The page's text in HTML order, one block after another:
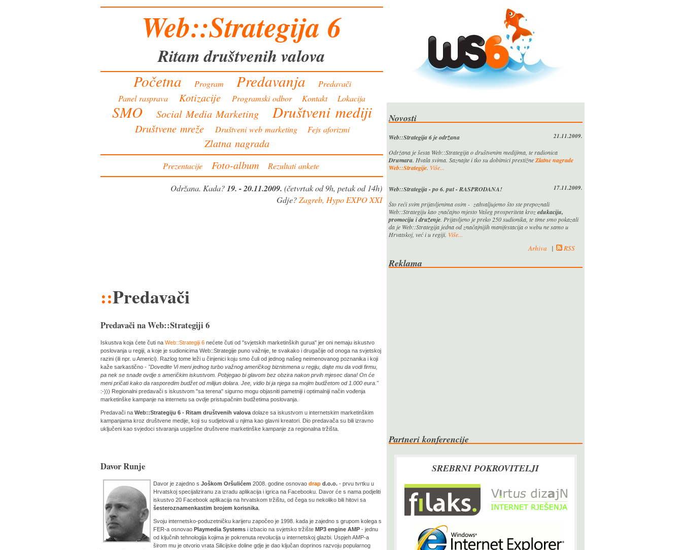
Web::Strategija 6
Ritam društvenih valova
Početna Program Predavanja
Predavači
Panel rasprava
Kotizacije Programski odbor Kontakt Lokacija
SMO Social Media Marketing Društveni mediji
Društvene mreže Društveni web marketing Fejs aforizmi
Zlatna nagrada
Prezentacije Foto-album Rezultati ankete
Održana. Kada?19. - 20.11.2009. (četvrtak od 9h, petak od 14h)
Gdje?Zagreb, Hypo EXPO XXI
::Predavači
Predavači na Web::Strategiji 6
Iskustva koja ćete čuti na Web::Strategiji 6nećete čuti od "svjetskih marketinških gurua" jer oni nemaju iskustvo
poslovanja u regiji, a koje je sudionicima Web::Strategije puno važnije, te svakako i drugačije od onoga na svjetskoj
razini (ili npr. u Americi). Razlog tome leži u činjenici koju smo čuli od jednog našeg neimenovanog poznanika i koji
kaže sarkastično - "Dovedite Vi meni jednog turbo važnog američkog biznismena u regiju, dajte mu da vodi firmu,
pa nek se snađe ovdje s američkim iskustvom. Pobjegao bi glavom bez obzira nakon prvih mjesec dana! On će
meni pričati kako da rasporedim budžet od milijun dolara. Jee, vidio bi ja njega sa mojim budžetom od 1.000 eura."
:-))) Regionalni predavači s iskustvom "sa terena" sigurno mogu objasniti pametniji i optimalniji način vođenja
marketinške kampanje na internetu sa ovdje pristupačnim budžetima poslovanja.
Predavači na Web::Strategiju 6 - Ritam društvenih valovadolaze sa iskustvom u internetskim marketinškim
kampanjama kroz društvene medije, koji su sudjelovali u njima kao glavni kreatori. Dio predavača su bili izravno
uključeni kao svjedoci stvaranja uspješne društvene marketinške kampanje za regionalna tržišta.
Davor Runje
Davor je zajedno s Joškom Oršulićem 2008. godine osnovao drapd.o.o.- prvu tvrtku u
Hrvatskoj specijaliziranu za izradu aplikacija i igrica na Facebooku. Davor će s nama podjeliti
iskustvo 20 Facebook aplikacija na hrvatskom tržištu, od čega su nekoliko bili hitovi sa
šesteroznamenkastim brojem korisnika.
Svoju internetsko-poduzetničku karijeru započeo je 1998. kada je zajedno s grupom kolega s
FER-a osnovao Playmedia Systemsi izbacio na svjetsko tržište MP3 engine AMP- jednu
od ključnih tehnologija kojima je pokrenuta revolucija u internetskoj glazbi. Uspjeh AMP-a
širom mu je otvorio vrata Silicijske doline gdje je dao ključan doprinos razvoju popularnog
Novosti
Web::Strategija 6 je održana
21.11.2009.
Održana je šesta Web::Strategija o društvenim medijima, te radionica
Drumara. Hvala svima. Saznajte i tko su dobitnici prestižneZlatne nagrade
Web::Strategije. Više...
Web::Strategija - po 6. put - RASPRODANA!
17.11.2009.
Što reći svim prijavljenima osim - zahvaljujemo što ste prepoznali
Web::Strategiju kao značajno mjesto Vašeg prosperiteta krozedukaciju,
promociju i druženje. Prijavljeno je preko 250 sudionika, te time smo pokazali
da je Web::Strategija jedna od značajnijih manifestacija o webu ne samo u
Hrvatskoj, već i u regiji. Više...
Arhiva | RSS
Reklama
Partneri konferencije
SREBRNI POKROVITELJI